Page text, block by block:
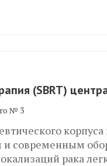
(SBRT)
№ 3
корпуса
современным
рака